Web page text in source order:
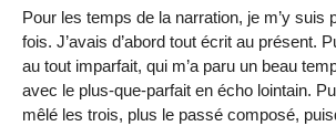
Pour les temps de la narration, je m’y suis
fois. J’avais d’abord tout écrit au présent.
au tout imparfait, qui m’a paru un beau
avec le plus-que-parfait en écho lointain.
mêlé les trois, plus le passé composé,